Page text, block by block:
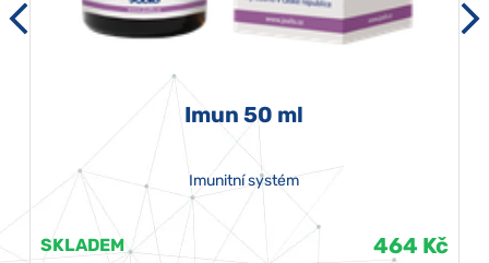
Imun 50 ml
Imunitní systém
SKLADEM 464 Kč